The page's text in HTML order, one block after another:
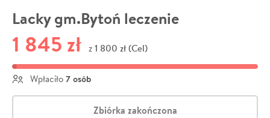
Lacky gm.Bytoń leczenie
1 845 zł z 1 800 zł (Cel)
Wpłaciło 7 osób
Zbiórka zakończona